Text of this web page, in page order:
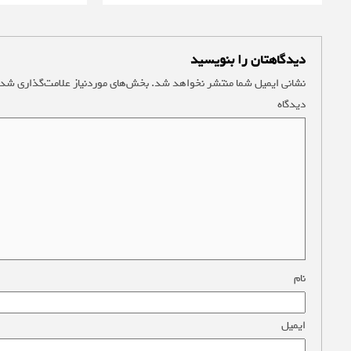
دیدگاهتان را بنویسید
نشانی ایمیل شما منتشر نخواهد شد.بخش‌های موردنیاز علامت‌گذاری
دیدگاه
نام
ایمیل